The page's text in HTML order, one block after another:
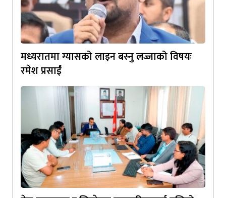
मध्यरातमा ग्यासको लाइन बस्नु लज्जाको विषयः
रमेश प्रसाईं